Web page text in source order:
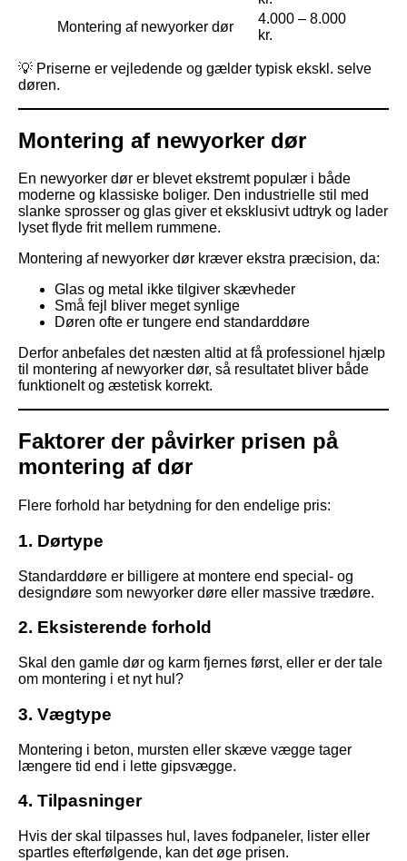
Montering af newyorker dør
4.000 – 8.000
kr.
💡 Priserne er vejledende og gælder typisk ekskl. selve
døren.
Montering af newyorker dør
En newyorker dør er blevet ekstremt populær i både
moderne og klassiske boliger. Den industrielle stil med
slanke sprosser og glas giver et eksklusivt udtryk og lader
lyset flyde frit mellem rummene.
Montering af newyorker dør kræver ekstra præcision, da:
Glas og metal ikke tilgiver skævheder
Små fejl bliver meget synlige
Døren ofte er tungere end standarddøre
Derfor anbefales det næsten altid at få professionel hjælp
til montering af newyorker dør, så resultatet bliver både
funktionelt og æstetisk korrekt.
Faktorer der påvirker prisen på
montering af dør
Flere forhold har betydning for den endelige pris:
1. Dørtype
Standarddøre er billigere at montere end special- og
designdøre som newyorker døre eller massive trædøre.
2. Eksisterende forhold
Skal den gamle dør og karm fjernes først, eller er der tale
om montering i et nyt hul?
3. Vægtype
Montering i beton, mursten eller skæve vægge tager
længere tid end i lette gipsvægge.
4. Tilpasninger
Hvis der skal tilpasses hul, laves fodpaneler, lister eller
spartles efterfølgende, kan det øge prisen.